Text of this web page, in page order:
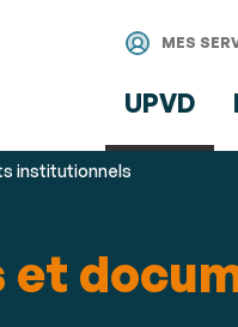
MES
UPVD
institutionnels